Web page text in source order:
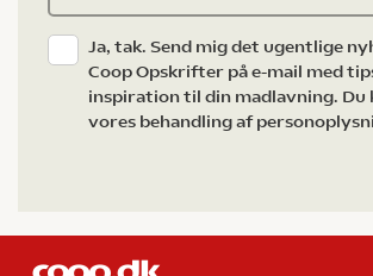
Ja, tak. Send mig det ugentlige
Coop Opskrifter på e-mail med
inspiration til din madlavning. Du
vores behandling af